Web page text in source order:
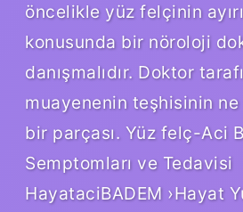
öncelikle yüz felçinin
konusunda bir nöroloji
danışmalıdır. Doktor
muayenenin teşhisinin
bir parçası. Yüz felç-Aci
Semptomları ve Tedavisi
HayataciBADEM ›Hayat